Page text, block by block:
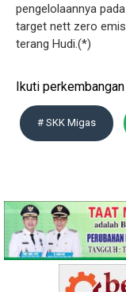
pengelolaannya
target nett zero
terang Hudi.(*)
Ikuti
# SKK Migas